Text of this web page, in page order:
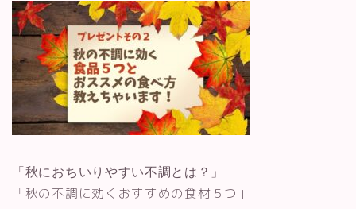
「秋におちいりやすい不調とは？」
「 秋の不調に効くおすすめの食材５つ」